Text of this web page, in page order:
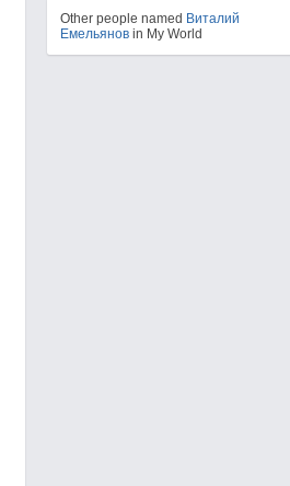
Other people named Виталий
Емельяновin My World